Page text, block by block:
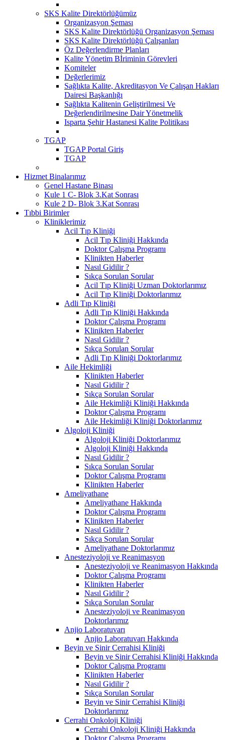
SKS Kalite Direktörlüğümüz
Organizasyon Şeması
SKS Kalite Direktörlüğü Organizasyon Şeması
SKS Kalite Direktörlüğü Çalışanları
Öz Değerlendirme Planları
Kalite Yönetim Bİriminin Görevleri
Komiteler
Değerlerimiz
Sağlıkta Kalite, Akreditasyon Ve Çalışan Hakları
Dairesi Başkanlığı
Sağlıkta Kalitenin Geliştirilmesi Ve
Değerlendirilmesine Dair Yönetmelik
Isparta Şehir Hastanesi Kalite Politikası
TGAP
TGAP Portal Giriş
TGAP
Hizmet Binalarımız
Genel Hastane Binası
Kule 1 C- Blok 3.Kat Sonrası
Kule 2 D- Blok 3.Kat Sonrası
Tıbbi Birimler
Kliniklerimiz
Acil Tıp Kliniği
Acil Tıp Kliniği Hakkında
Doktor Çalışma Programı
Klinikten Haberler
Nasıl Gidilir ?
Sıkça Sorulan Sorular
Acil Tıp Kliniği Uzman Doktorlarımız
Acil Tıp Kliniği Doktorlarımız
Adli Tıp Kliniği
Adli Tıp Kliniği Hakkında
Doktor Çalışma Programı
Klinikten Haberler
Nasıl Gidilir ?
Sıkça Sorulan Sorular
Adli Tıp Kliniği Doktorlarımız
Aile Hekimliği
Klinikten Haberler
Nasıl Gidilir ?
Sıkça Sorulan Sorular
Aile Hekimliği Kliniği Hakkında
Doktor Çalışma Programı
Aile Hekimliği Kliniği Doktorlarımız
Algoloji Kliniği
Algoloji Kliniği Doktorlarımız
Algoloji Kliniği Hakkında
Nasıl Gidilir ?
Sıkça Sorulan Sorular
Doktor Çalışma Programı
Klinikten Haberler
Ameliyathane
Ameliyathane Hakkında
Doktor Çalışma Programı
Klinikten Haberler
Nasıl Gidilir ?
Sıkça Sorulan Sorular
Ameliyathane Doktorlarımız
Anesteziyoloji ve Reanimasyon
Anesteziyoloji ve Reanimasyon Hakkında
Doktor Çalışma Programı
Klinikten Haberler
Nasıl Gidilir ?
Sıkça Sorulan Sorular
Anesteziyoloji ve Reanimasyon
Doktorlarımız
Anjio Laboratuvarı
Anjio Laboratuvarı Hakkında
Beyin ve Sinir Cerrahisi Kliniği
Beyin ve Sinir Cerrahisi Kliniği Hakkında
Doktor Çalışma Programı
Klinikten Haberler
Nasıl Gidilir ?
Sıkça Sorulan Sorular
Beyin ve Sinir Cerrahisi Kliniği
Doktorlarımız
Cerrahi Onkoloji Kliniği
Cerrahi Onkoloji Kliniği Hakkında
Doktor Çalışma Programı